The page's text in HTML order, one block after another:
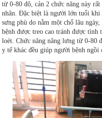
từ 0-80 độ, cản 2 chức năng này
nhân. Đặc biệt là người lớn tuổi khi
sưng phù do nằm một chổ lâu
bệnh được treo cao tránh được tình
loét. Chức năng nâng lưng từ 0-80
y tế khác đều giúp người bệnh